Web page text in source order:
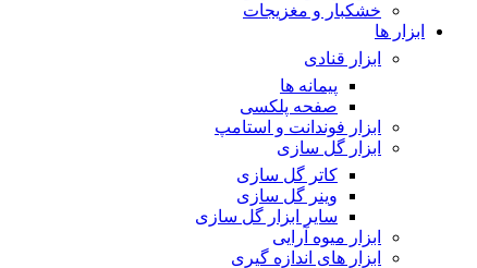
خشکبار و مغزیجات
ابزار ها
ابزار قنادی
پیمانه ها
صفحه پلکسی
ابزار فوندانت و استامپ
ابزار گل سازی
کاتر گل سازی
وینر گل سازی
سایر ابزار گل سازی
ابزار میوه آرایی
ابزار های اندازه گیری